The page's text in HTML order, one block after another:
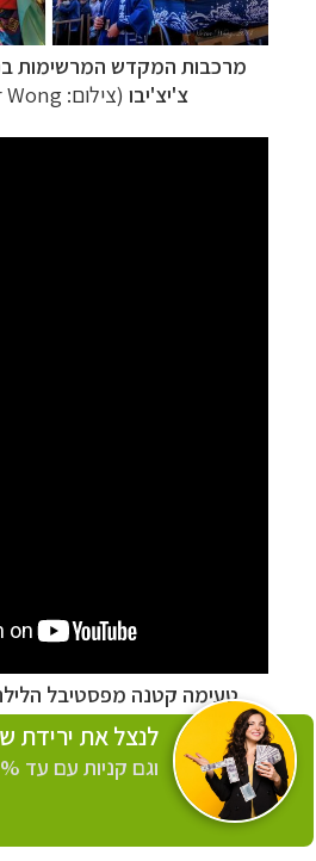
מרכבות המקדש המרשימות
צ'יצ'יבו (צילום:
טעימה קטנה מפסטיבל
מרכבות המקדש
אטרקציות האביב והסתיו
אם אתם מבקרים באביב,
לנצל את ירידת
וגם קניות עם עד 10% הנחה